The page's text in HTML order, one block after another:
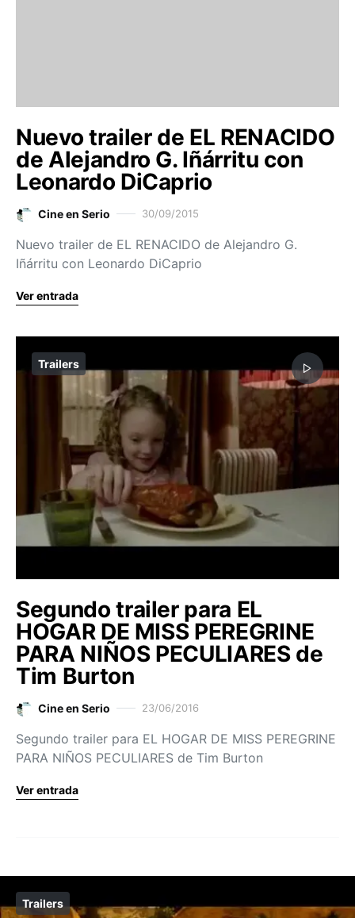
Nuevo trailer de EL RENACIDO
de Alejandro G. Iñárritu con
Leonardo DiCaprio
Cine en Serio 30/09/2015
Nuevo trailer de EL RENACIDO de Alejandro G.
Iñárritu con Leonardo DiCaprio
Ver entrada
Trailers
Segundo trailer para EL
HOGAR DE MISS PEREGRINE
PARA NIÑOS PECULIARES de
Tim Burton
Cine en Serio 23/06/2016
Segundo trailer para EL HOGAR DE MISS PEREGRINE
PARA NIÑOS PECULIARES de Tim Burton
Ver entrada
Trailers